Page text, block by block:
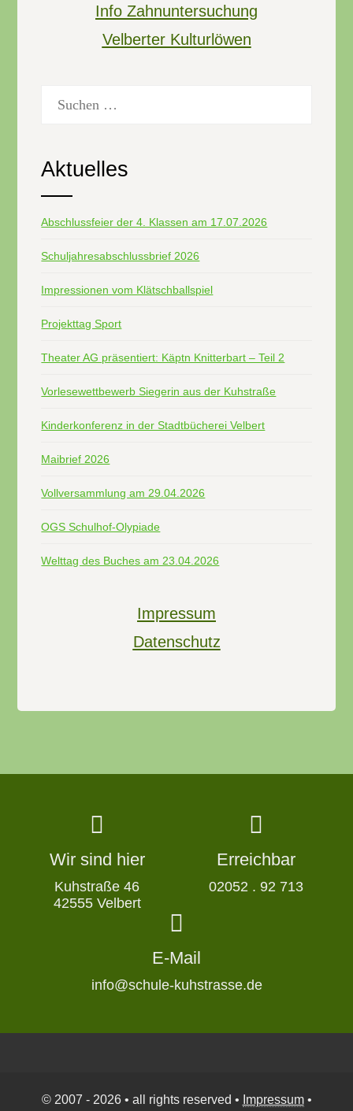
Info Zahnuntersuchung
Velberter Kulturlöwen
nach:
Aktuelles
Abschlussfeier der 4. Klassen am 17.07.2026
Schuljahresabschlussbrief 2026
Impressionen vom Klätschballspiel
Projekttag Sport
Theater AG präsentiert: Käptn Knitterbart – Teil 2
Vorlesewettbewerb Siegerin aus der Kuhstraße
Kinderkonferenz in der Stadtbücherei Velbert
Maibrief 2026
Vollversammlung am 29.04.2026
OGS Schulhof-Olypiade
Welttag des Buches am 23.04.2026
Impressum
Datenschutz
Wir sind hier
Kuhstraße 46
42555 Velbert
Erreichbar
02052 . 92 713
E-Mail
info@schule-kuhstrasse.de
© 2007 - 2026 • all rights reserved • Impressum•